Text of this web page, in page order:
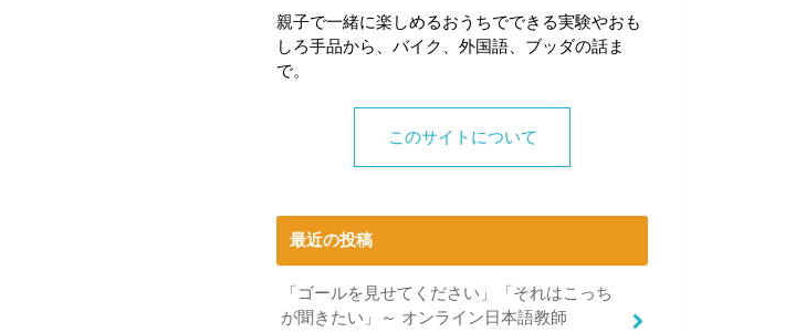
親子で一緒に楽しめるおうちでできる実験やおも
しろ手品から、バイク、外国語、ブッダの話ま
で。
このサイトについて
最近の投稿
「ゴールを見せてください」「それはこっち
が聞きたい」～ オンライン日本語教師